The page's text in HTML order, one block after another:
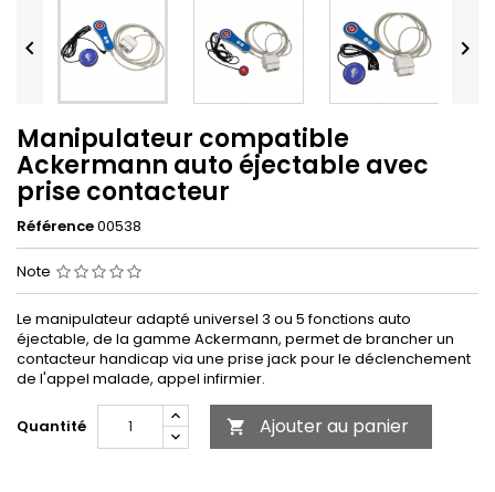
 
Manipulateur compatible
Ackermann auto éjectable avec
prise contacteur
Référence00538
Note
Le manipulateur adapté universel 3 ou 5 fonctions auto
éjectable, de la gamme Ackermann, permet de brancher un
contacteur handicap via une prise jack pour le déclenchement
de l'appel malade, appel infirmier.
Quantité  Ajouter au panier